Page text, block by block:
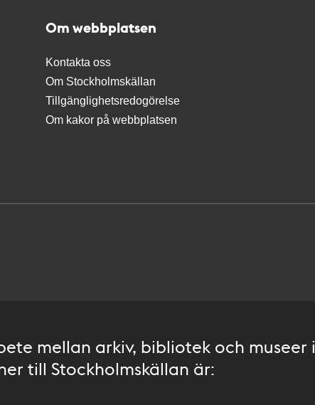
Om webbplatsen
Kontakta oss
Om Stockholmskällan
Tillgänglighetsredogörelse
Om kakor på webbplatsen
mellan arkiv, bibliotek och museer i
till Stockholmskällan är: